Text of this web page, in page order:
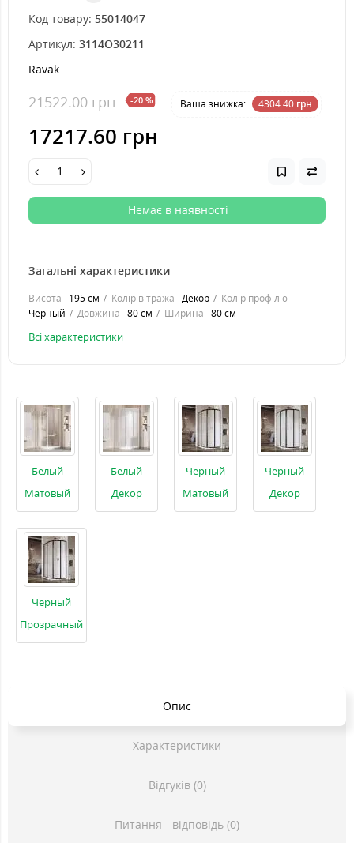
Код товару: 55014047
Артикул: 3114O30211
Ravak
21522.00 грн -20 % Ваша знижка: 4304.40 грн
17217.60 грн
Немає в наявності
Загальні характеристики
Висота 195 см Колір вітража Декор
Колір профілю
Черный
Довжина 80 см Ширина 80 см
Всі характеристики
Белый
Матовый
Белый
Декор
Черный
Матовый
Черный
Декор
Черный
Прозрачный
Опис
Характеристики
Відгуків (0)
Питання - відповідь (0)